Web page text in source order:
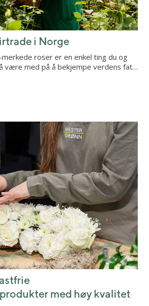
i Norge
roser er en enkel ting du og
være med på å bekjempe verdens fat…
med høy kvalitet